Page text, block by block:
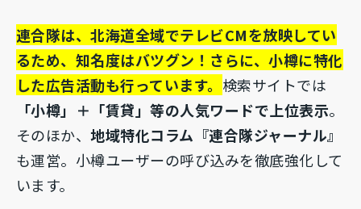
連合隊は、北海道全域でテレビCMを放映してい
るため、知名度はバツグン！さらに、小樽に特化
した広告活動も行っています。 検索サイトでは
「小樽」＋「賃貸」等の人気ワードで上位表示。
そのほか、地域特化コラム『連合隊ジャーナル』
も運営。小樽ユーザーの呼び込みを徹底強化して
います。